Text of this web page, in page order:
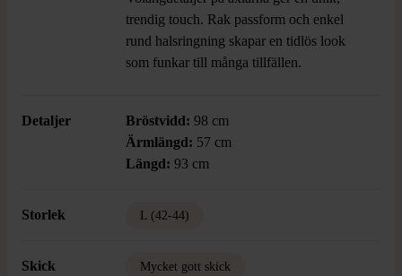
trendig touch. Rak passform och enkel
rund halsringning skapar en tidlös look
som funkar till många tillfällen.
Detaljer Bröstvidd: 98 cm
Ärmlängd: 57 cm
Längd: 93 cm
Storlek L (42-44)
Skick Mycket gott skick